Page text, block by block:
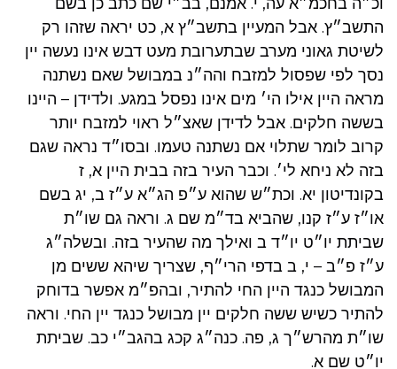
התשב״ץ. אבל המעיין בתשב״ץ א, כט יראה שזהו רק
לשיטת גאוני מערב שבתערובת מעט דבש אינו נעשה יין
נסך לפי שפסול למזבח והה״נ במבושל שאם נשתנה
מראה היין אילו הי׳ מים אינו נפסל במגע. ולדידן – היינו
בששה חלקים. אבל לדידן שאצ״ל ראוי למזבח יותר
קרוב לומר שתלוי אם נשתנה טעמו. ובסו״ד נראה שגם
בזה לא ניחא לי׳. וכבר העיר בזה בבית היין א, ז
בקונדיטון יא. וכת״ש שהוא ע״פ הג״א ע״ז ב, יג בשם
או״ז ע״ז קנו, שהביא בד״מ שם ג. וראה גם שו״ת
שביתת יו״ט יו״ד ב ואילך מה שהעיר בזה. ובשלה״ג
ע״ז פ״ב – י, ב בדפי הרי״ף, שצריך שיהא ששים מן
המבושל כנגד היין החי להתיר, ובהפ״מ אפשר בדוחק
להתיר כשיש ששה חלקים יין מבושל כנגד יין החי. וראה
שו״ת מהרש״ך ג, פה. כנה״ג קכג בהגב״י כב. שביתת
יו״ט שם א.